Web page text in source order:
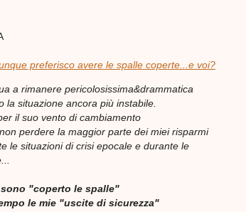
preferisco avere le spalle coperte...e voi?
a rimanere pericolosissima&drammatica
la situazione ancora più instabile.
il suo vento di cambiamento
perdere la maggior parte dei miei risparmi
le situazioni di crisi epocale e durante le
"coperto le spalle"
le mie "uscite di sicurezza"